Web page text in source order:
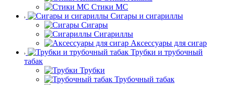
Стики MC
Сигары и сигариллы
Сигары
Сигариллы
Аксессуары для сигар
Трубки и трубочный
табак
Трубки
Трубочный табак